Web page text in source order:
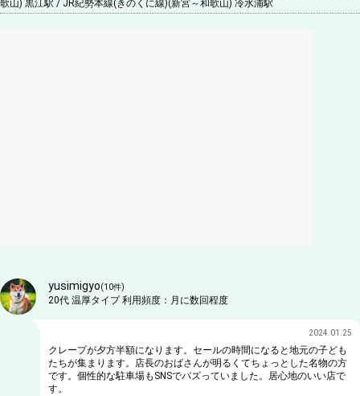
歌山) 黒江駅 / JR紀勢本線(きのくに線)(新宮～和歌山) 冷水浦駅
yusimigyo(10件)
20代 温厚タイプ利用頻度： 月に数回程度
2024.01.25
クレープが夕方半額になります。セールの時間になると地元の子ども
たちが集まります。店長のおばさんが明るくてちょっとした名物の方
です。個性的な駐車場もSNSでバズっていました。居心地のいい店で
す。